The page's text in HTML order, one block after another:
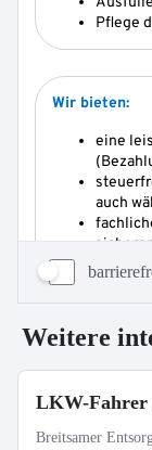
Weitere
LKW-Fahrer
Breitsamer